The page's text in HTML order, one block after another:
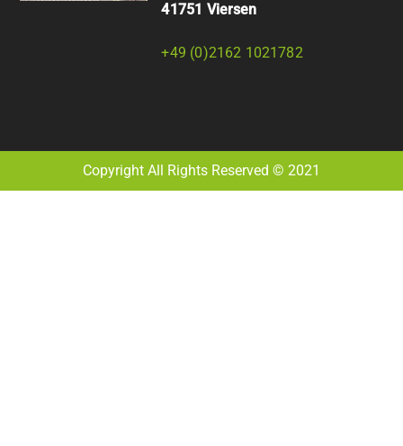
41751 Viersen
+49 (0)2162 1021782
Copyright All Rights Reserved © 2021